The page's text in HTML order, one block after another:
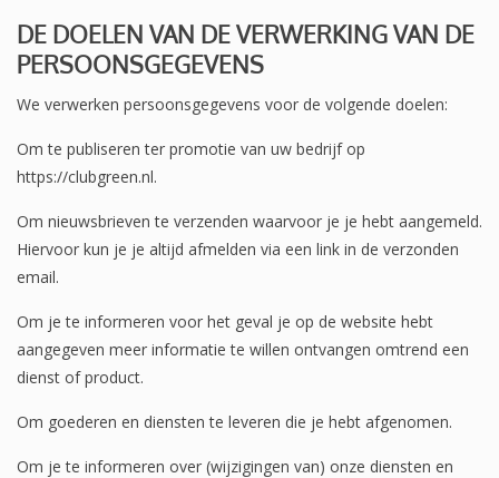
DE DOELEN VAN DE VERWERKING VAN DE
PERSOONSGEGEVENS
We verwerken persoonsgegevens voor de volgende doelen:
Om te publiseren ter promotie van uw bedrijf op
https://clubgreen.nl.
Om nieuwsbrieven te verzenden waarvoor je je hebt aangemeld.
Hiervoor kun je je altijd afmelden via een link in de verzonden
email.
Om je te informeren voor het geval je op de website hebt
aangegeven meer informatie te willen ontvangen omtrend een
dienst of product.
Om goederen en diensten te leveren die je hebt afgenomen.
Om je te informeren over (wijzigingen van) onze diensten en